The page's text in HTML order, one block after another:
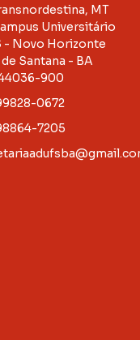
MT
Universitário
- Novo Horizonte
Santana - BA
900
0672
7205